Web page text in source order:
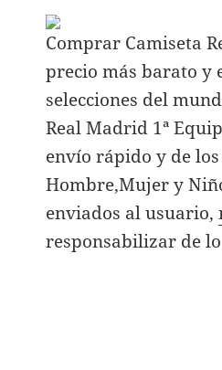
Comprar Camiseta
precio más barato y
selecciones del
Real Madrid 1ª
envío rápido y de
Hombre,Mujer y
enviados al usuario,
responsabilizar de